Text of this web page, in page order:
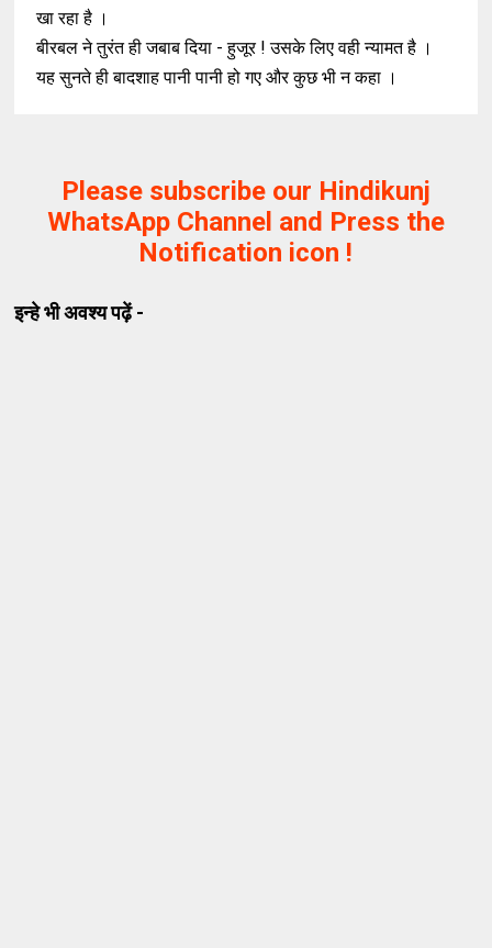
खा रहा है ।
बीरबल ने तुरंत ही जबाब दिया - हुजूर ! उसके लिए वही न्यामत है ।
यह सुनते ही बादशाह पानी पानी हो गए और कुछ भी न कहा ।
Please subscribe our Hindikunj
WhatsApp Channel and Press the
Notification icon !
इन्हे भी अवश्य पढ़ें -